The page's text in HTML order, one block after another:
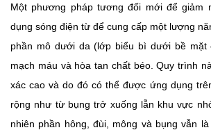
Một phương pháp tương đối mới để giảm
dụng sóng điện từ để cung cấp một lượng
phần mô dưới da (lớp biểu bì dưới bề mặt
mạch máu và hòa tan chất béo. Quy trình
xác cao và do đó có thể được ứng dụng
rộng như từ bụng trở xuống lẫn khu vực
nhiên phần hông, đùi, mông và bụng vẫn